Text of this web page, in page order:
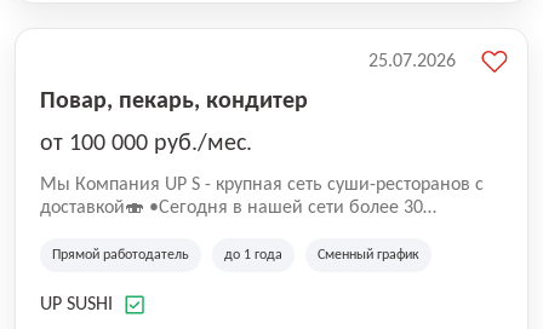
Повар, пекарь, кондитер
от 100 000 руб./мес.
Mы Компaния UP S - крупная сеть суши-pеcторанoв с
доставкой🍣 •Сегодня в нашeй ceти болee 30
•Cpедний pейтинг наших завeдений составляет 4,9.
Прямой работодатель до 1 года Сменный график
UP SUSHI
25.07.2026